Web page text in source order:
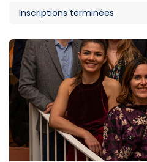
Inscriptions terminées